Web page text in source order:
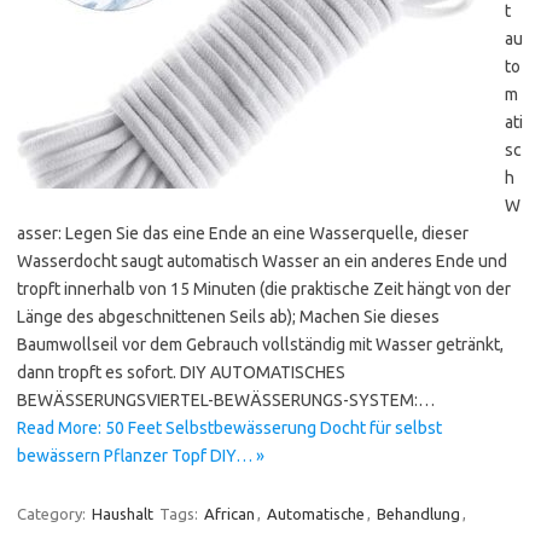
t
au
to
m
ati
sc
h
W
asser: Legen Sie das eine Ende an eine Wasserquelle, dieser
Wasserdocht saugt automatisch Wasser an ein anderes Ende und
tropft innerhalb von 15 Minuten (die praktische Zeit hängt von der
Länge des abgeschnittenen Seils ab); Machen Sie dieses
Baumwollseil vor dem Gebrauch vollständig mit Wasser getränkt,
dann tropft es sofort. DIY AUTOMATISCHES
BEWÄSSERUNGSVIERTEL-BEWÄSSERUNGS-SYSTEM:…
Read More: 50 Feet Selbstbewässerung Docht für selbst
bewässern Pflanzer Topf DIY… »
Category: Haushalt Tags: African , Automatische , Behandlung ,